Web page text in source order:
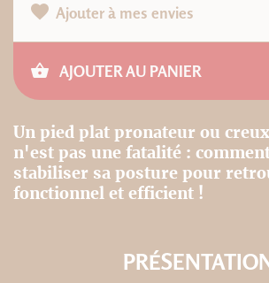
Ajouter à mes envies
AJOUTER AU PANIER
Un pied plat pronateur ou
n'est pas une fatalité :
stabiliser sa posture pour
fonctionnel et efficient !